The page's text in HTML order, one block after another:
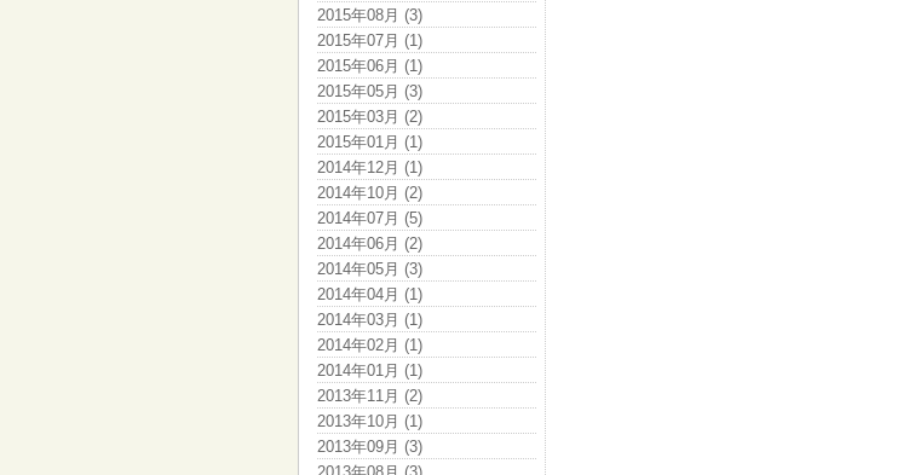
2015年08月 (3)
2015年07月 (1)
2015年06月 (1)
2015年05月 (3)
2015年03月 (2)
2015年01月 (1)
2014年12月 (1)
2014年10月 (2)
2014年07月 (5)
2014年06月 (2)
2014年05月 (3)
2014年04月 (1)
2014年03月 (1)
2014年02月 (1)
2014年01月 (1)
2013年11月 (2)
2013年10月 (1)
2013年09月 (3)